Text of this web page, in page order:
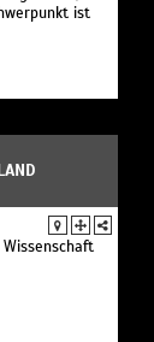
ist